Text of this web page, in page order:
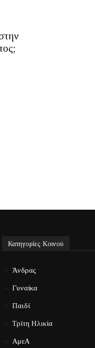
Κατηγορίες Κοινού
Άνδρας
Γυναίκα
Παιδί
Τρίτη Ηλικία
ΑμεΑ